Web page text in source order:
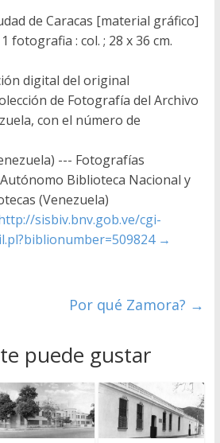
de Caracas [material gráfico]
1 fotografia : col. ; 28 x 36 cm.
digital del original
de Fotografía del Archivo
con el número de
--- Fotografías
Biblioteca Nacional y
(Venezuela)
sisbiv.bnv.gob.ve/cgi-
→
Por qué Zamora? →
puede gustar